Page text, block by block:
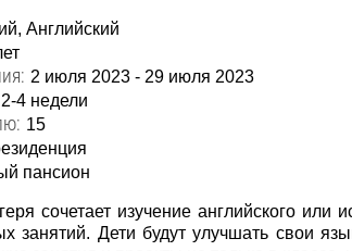
Английский
2 июля 2023 - 29 июля 2023
2-4 недели
15
пансион
сочетает изучение английского или
занятий. Дети будут улучшать свои